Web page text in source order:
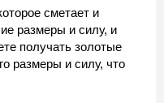
сметает и
размеры и силу, и
получать золотые
размеры и силу, что